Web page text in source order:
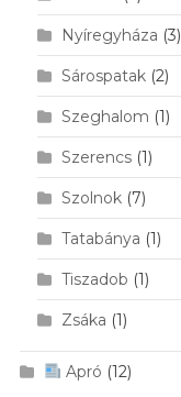
Nyíregyháza (3)
Sárospatak(2)
Szeghalom (1)
Szerencs(1)
Szolnok(7)
Tatabánya (1)
Tiszadob (1)
Zsáka (1)
Apró (12)